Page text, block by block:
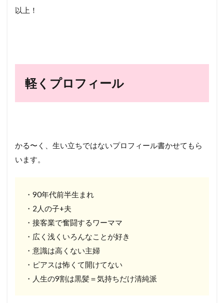
以上！
軽くプロフィール
かる〜く、生い立ちではないプロフィール書かせてもら
います。
・90年代前半生まれ
・2人の子+夫
・接客業で奮闘するワーママ
・広く浅くいろんなことが好き
・意識は高くない主婦
・ピアスは怖くて開けてない
・人生の9割は黒髪＝気持ちだけ清純派